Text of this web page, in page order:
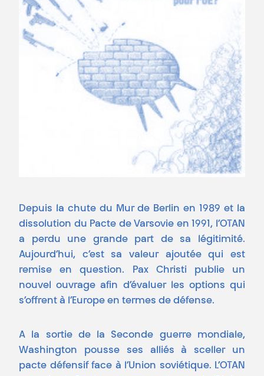
Depuis la chute du Mur de Berlin en 1989 et la
dissolution du Pacte de Varsovie en 1991, l’OTAN
a perdu une grande part de sa légitimité.
Aujourd’hui, c’est sa valeur ajoutée qui est
remise en question. Pax Christi publie un
nouvel ouvrage afin d’évaluer les options qui
s’offrent à l’Europe en termes de défense.
A la sortie de la Seconde guerre mondiale,
Washington pousse ses alliés à sceller un
pacte défensif face à l’Union soviétique. L’OTAN